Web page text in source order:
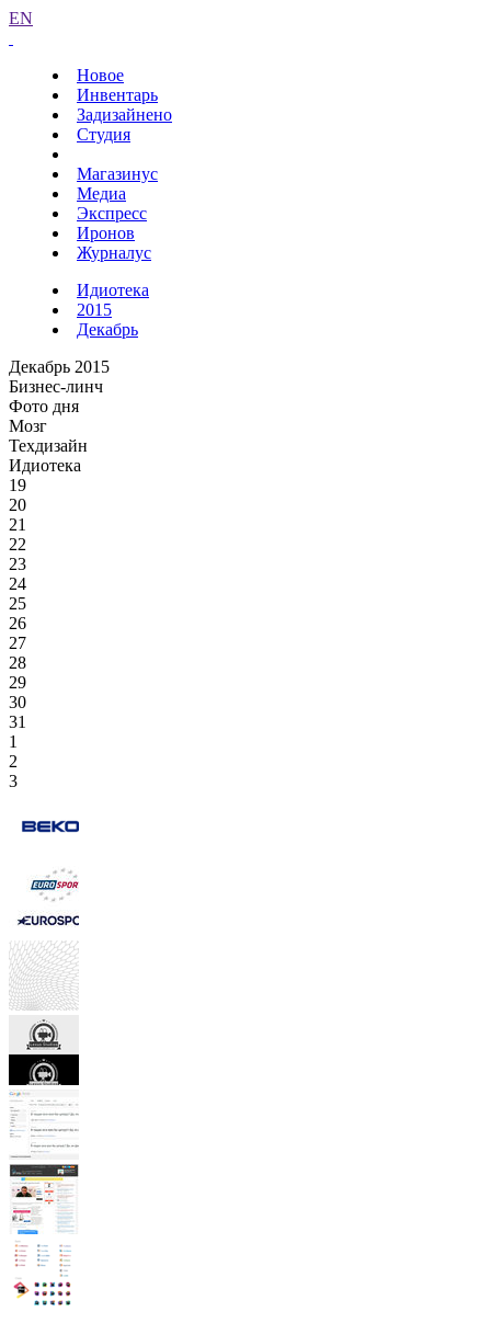
EN
Новое
Инвентарь
Задизайнено
Студия
Магазинус
Медиа
Экспресс
Иронов
Журналус
Идиотека
2015
Декабрь
Декабрь 2015
Бизнес-линч
Фото дня
Мозг
Техдизайн
Идиотека
19
20
21
22
23
24
25
26
27
28
29
30
31
1
2
3